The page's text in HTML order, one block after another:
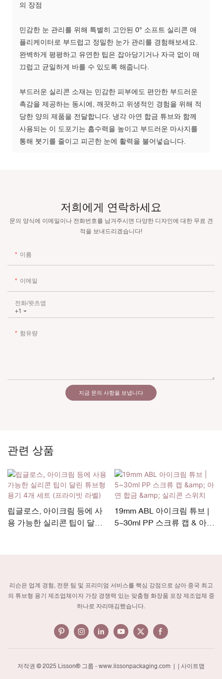
의 장점
민감한 눈 관리를 위해 특별히 고안된 0° 소프트 실리콘 애
플리케이터로 부드럽고 정밀한 눈가 관리를 경험해보세요.
완벽하게 평평하고 유연한 팁은 잡아당기거나 자극 없이 매
끄럽고 균일하게 바를 수 있도록 해줍니다.
부드러운 실리콘 소재는 민감한 피부에도 편안한 부드러운
촉감을 제공하는 동시에, 깨끗하고 위생적인 경험을 위해 적
당한 양의 제품을 전달합니다. 냉각 아연 합금 튜브와 함께
사용되는 이 도포기는 흡수력을 높이고 부드러운 마사지를
통해 붓기를 줄이고 피곤한 눈에 활력을 불어넣습니다.
저희에게 연락하세요
문의 양식에 이메일이나 전화번호를 남겨주시면 다양한 디자인에 대한 무료 견
적을 보내드리겠습니다!
이름
이메일
+1
전화/왓츠앱
함유량
지금 문의 사항을 보냅니다
관련 상품
립글로스, 아이크림 등에 사
용 가능한 실리콘 팁이 달린
19mm ABL 아이크림 튜브 |
5~30ml PP 스크류 캡 & 아연
리슨은 업계 경험, 전문 팀 및 프리미엄 서비스를 핵심 강점으로 삼아 중국 최고
의 튜브형 용기 제조업체이자 가장 경쟁력 있는 맞춤형 화장품 포장 제조업체 중
하나로 자리매김했습니다.
저작권 © 2025 Lisson® 그룹 - www.lissonpackaging.com | 사이트맵